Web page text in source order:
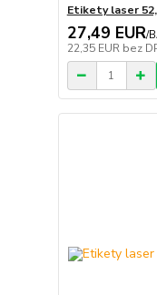
Etikety laser
27,49 EUR/
22,35 EUR bez